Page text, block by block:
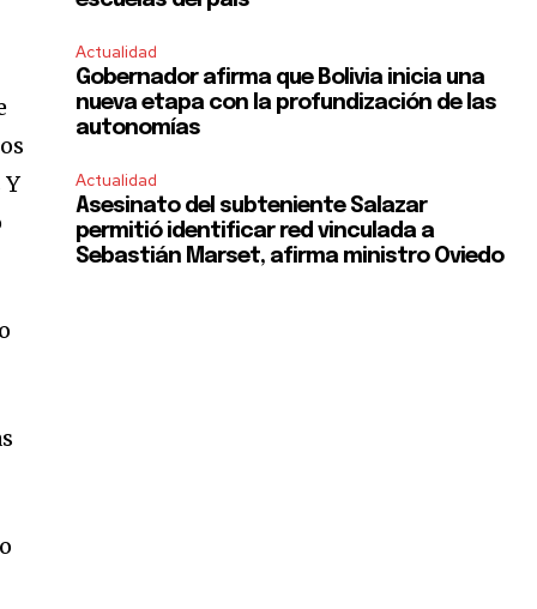
Y
Actualidad
Gobernador afirma que Bolivia inicia una
nueva etapa con la profundización de las
autonomías
Actualidad
Asesinato del subteniente Salazar
permitió identificar red vinculada a
Sebastián Marset, afirma ministro Oviedo